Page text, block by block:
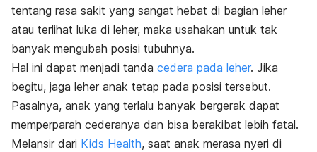
tentang rasa sakit yang sangat hebat di bagian leher
atau terlihat luka di leher, maka usahakan untuk tak
banyak mengubah posisi tubuhnya.
Hal ini dapat menjadi tanda cedera pada leher. Jika
begitu, jaga leher anak tetap pada posisi tersebut.
Pasalnya, anak yang terlalu banyak bergerak dapat
memperparah cederanya dan bisa berakibat lebih fatal.
Melansir dari Kids Health, saat anak merasa nyeri di